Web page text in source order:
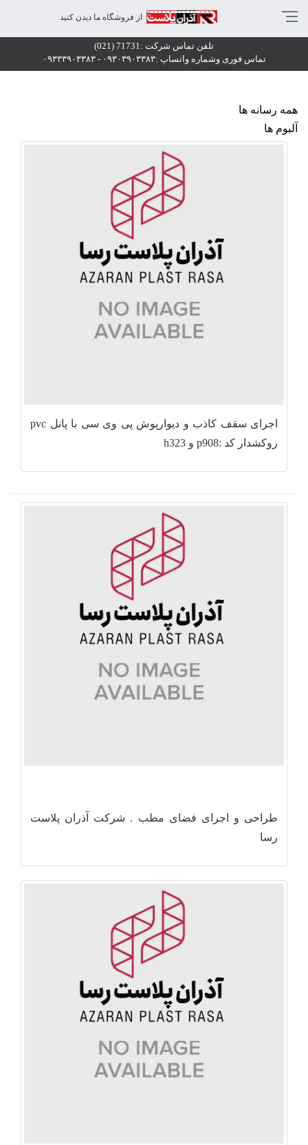
گالری پروژهای اجرایی
گالری پروژهای اجراییتلفن تماس شرکت :71731 (021)
تماس فوری وشماره واتساپ :۰۹۳۰۳۹۰۳۳۸۳ - ۰۹۳۳۳۹۰۳۳۸۳
از فروشگاه ما دیدن کنید
همه رسانه ها
آلبوم ها
اجرای سقف کاذب و دیوارپوش پی وی سی با پانل pvc
روکشدار کد :p908 و h323
طراحی و اجرای فضای مطب . شرکت آذران پلاست
رسا